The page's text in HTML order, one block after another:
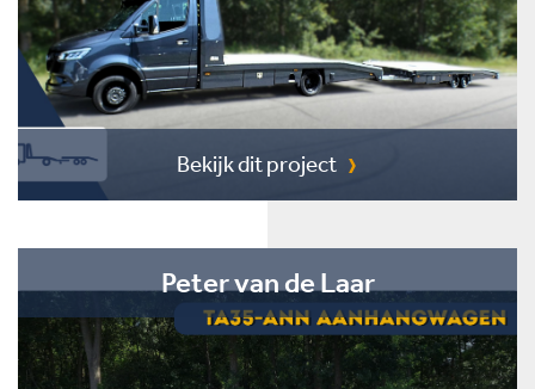
Bekijk dit project
Peter van de Laar